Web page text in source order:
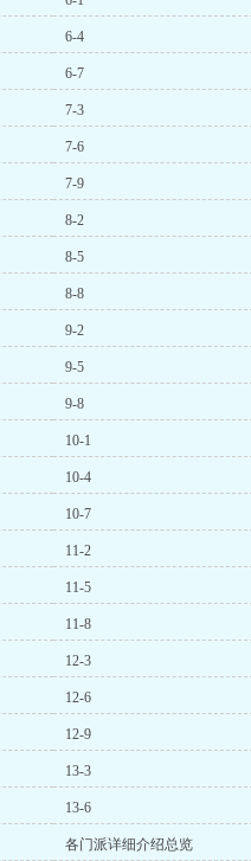
6-4
6-7
7-3
7-6
7-9
8-2
8-5
8-8
9-2
9-5
9-8
10-1
10-4
10-7
11-2
11-5
11-8
12-3
12-6
12-9
13-3
13-6
各门派详细介绍总览